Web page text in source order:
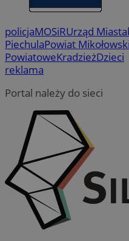
policjaMOSiRUrząd Miasta
PiechulaPowiat Mikołowski
PowiatoweKradzieżDzieci
reklama
Portal należy do sieci